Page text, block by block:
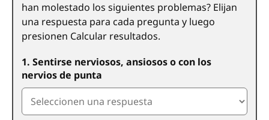
han molestado los siguientes problemas? Elijan
una respuesta para cada pregunta y luego
presionen Calcular resultados.
1. Sentirse nerviosos, ansiosos o con los
nervios de punta